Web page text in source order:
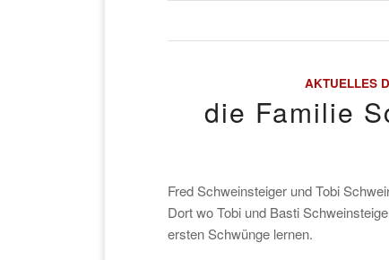
AKTUELLES
die Familie
Fred Schweinsteiger und Tobi
Dort wo Tobi und Basti
ersten Schwünge lernen.